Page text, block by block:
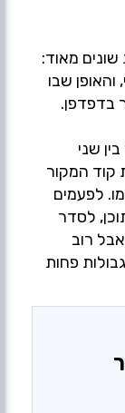
שונים מאוד:
שבו
שני
קוד המקור
לפעמים
לסדר
רוב
פחות